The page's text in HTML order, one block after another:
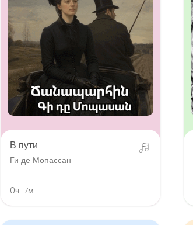
В пути
Ги де Мопассан
0ч 17м